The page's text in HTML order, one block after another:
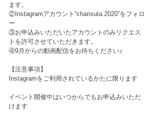
ます。
②Instagramアカウント“charisuta.2020”をフォロ
ー
③お申込みいただいたアカウントのみリクエス
トを許可させていただきます。
④9月からの動画配信をお待ちください♪
【注意事項】
Instagramをご利用されているかたに限ります
イベント開催中はいつからでもお申込みいただ
けます